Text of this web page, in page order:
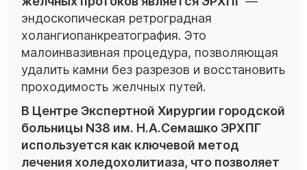
эндоскопическая ретроградная
холангиопанкреатография. Это
малоинвазивная процедура, позволяющая
удалить камни без разрезов и восстановить
проходимость желчных путей.
В Центре Экспертной Хирургии городской
больницы N38 им. Н.А.Семашко ЭРХПГ
используется как ключевой метод
лечения холедохолитиаза, что позволяет